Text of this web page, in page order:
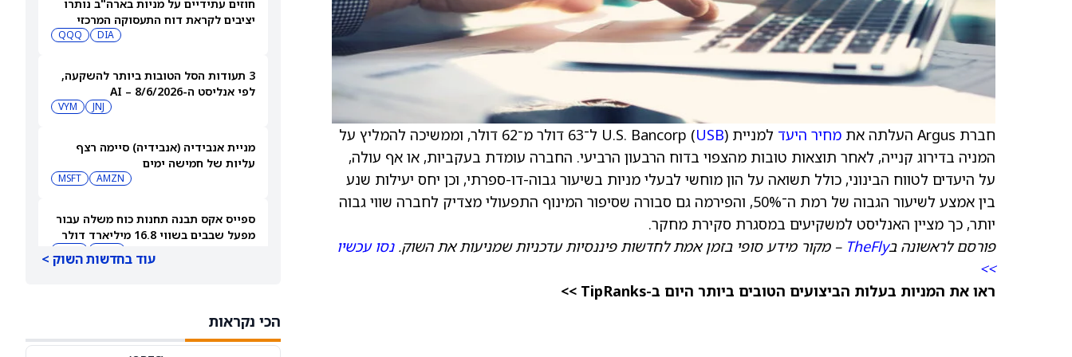
חוזים עתידיים על מניות בארה"ב נותרו
יציבים לקראת דוח התעסוקה המרכזי
DIA
QQQ
3 תעודות הסל הטובות ביותר להשקעה,
לפי אנליסט ה-AI – 8/6/2026
JNJ
VYM
מניית אנבידיה (אנבידיה) סיימה רצף
עליות של חמישה ימים
AMZN
MSFT
ספייס אקס תבנה תחנות כוח משלה עבור
מפעל שבבים בשווי 16.8 מיליארד דולר
מהלך ה-AI inference שלה
עוד בחדשות השוק >
הכי נקראות
חברת Argus העלתה את מחיר היעד למניית U.S. Bancorp ( USB
) ל־63 דולר מ־62 דולר, וממשיכה להמליץ על
המניה בדירוג קנייה, לאחר תוצאות טובות מהצפוי בדוח הרבעון הרביעי. החברה עומדת בעקביות, או אף עולה,
על היעדים לטווח הבינוני, כולל תשואה על הון מוחשי לבעלי מניות בשיעור גבוה-דו-ספרתי, וכן יחס יעילות שנע
בין אמצע לשיעור הגבוה של רמת ה־50%, והפירמה גם סבורה שסיפור המינוף התפעולי מצדיק לחברה שווי גבוה
יותר, כך מציין האנליסט למשקיעים במסגרת סקירת מחקר.
פורסם לראשונה בTheFly – מקור מידע סופי בזמן אמת לחדשות פיננסיות עדכניות שמניעות את השוק.נסו עכשיו
>>
ראו את המניות בעלות הביצועים הטובים ביותר היום ב-TipRanks >>